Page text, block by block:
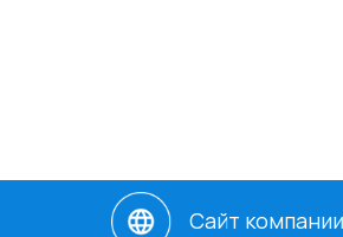
Сайт компании